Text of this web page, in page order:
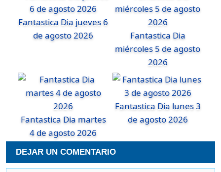
Fantastica Dia jueves 6
de agosto 2026
Fantastica Dia
miércoles 5 de agosto
2026
Fantastica Dia martes
4 de agosto 2026
Fantastica Dia lunes 3
de agosto 2026
DEJAR UN COMENTARIO